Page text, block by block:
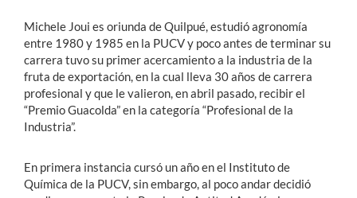
Michele Joui es oriunda de Quilpué, estudió agronomía
entre 1980 y 1985 en la PUCV y poco antes de terminar su
carrera tuvo su primer acercamiento a la industria de la
fruta de exportación, en la cual lleva 30 años de carrera
profesional y que le valieron, en abril pasado, recibir el
“Premio Guacolda” en la categoría “Profesional de la
Industria”.
En primera instancia cursó un año en el Instituto de
Química de la PUCV, sin embargo, al poco andar decidió